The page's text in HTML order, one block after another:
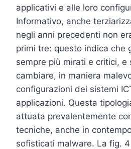
applicativi e alle loro
Informativo, anche
negli anni precedenti non
primi tre: questo indica che
sempre più mirati e critici, e
cambiare, in maniera
configurazioni dei sistemi
applicazioni. Questa
attuata prevalentemente
tecniche, anche in
sofisticati malware. La fig.